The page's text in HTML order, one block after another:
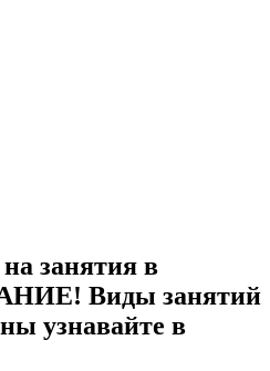
занятия в
Виды занятий
узнавайте в